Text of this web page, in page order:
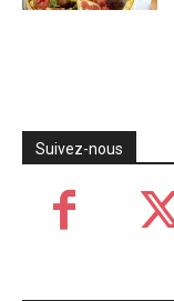
Suivez-nous